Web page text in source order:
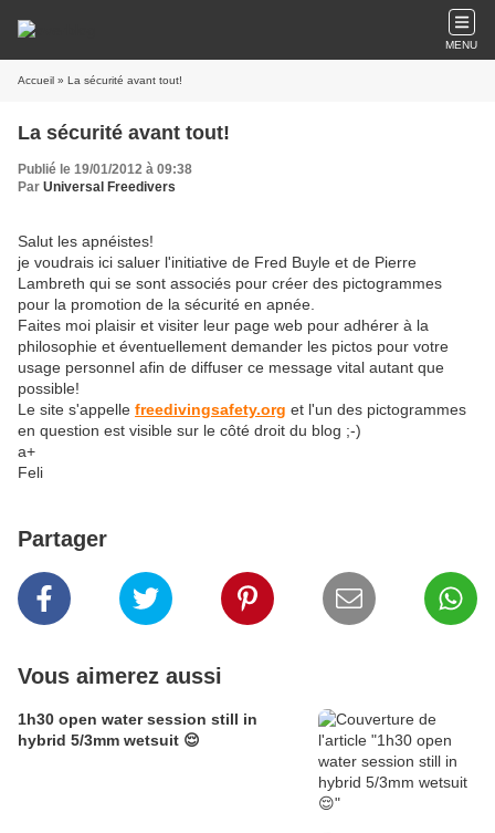
MENU
Accueil » La sécurité avant tout!
La sécurité avant tout!
Publié le 19/01/2012 à 09:38
Par Universal Freedivers
Salut les apnéistes!
je voudrais ici saluer l'initiative de Fred Buyle et de Pierre
Lambreth qui se sont associés pour créer des pictogrammes
pour la promotion de la sécurité en apnée.
Faites moi plaisir et visiter leur page web pour adhérer à la
philosophie et éventuellement demander les pictos pour votre
usage personnel afin de diffuser ce message vital autant que
possible!
Le site s'appelle freedivingsafety.org et l'un des pictogrammes
en question est visible sur le côté droit du blog ;-)
a+
Feli
Partager
Vous aimerez aussi
1h30 open water session still in
hybrid 5/3mm wetsuit 😌